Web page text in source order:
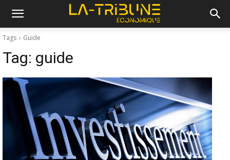
Tags Guide
Tag: guide